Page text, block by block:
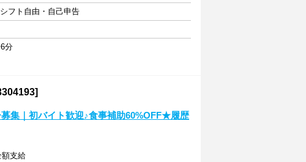
フト自由・自己申告
分
募集｜初バイト歓迎♪食事補助60%OFF★履歴
支給